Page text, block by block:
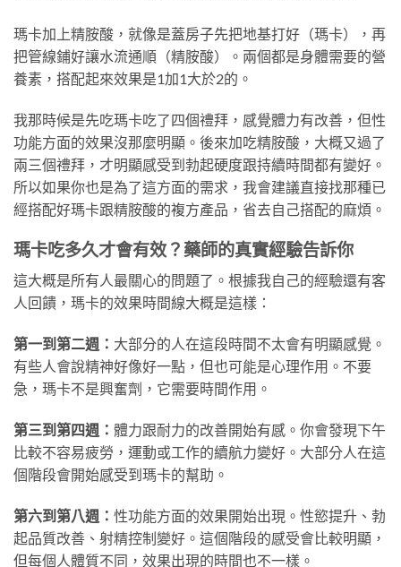
瑪卡加上精胺酸，就像是蓋房子先把地基打好（瑪卡），再
把管線鋪好讓水流通順（精胺酸）。兩個都是身體需要的營
養素，搭配起來效果是1加1大於2的。
我那時候是先吃瑪卡吃了四個禮拜，感覺體力有改善，但性
功能方面的效果沒那麼明顯。後來加吃精胺酸，大概又過了
兩三個禮拜，才明顯感受到勃起硬度跟持續時間都有變好。
所以如果你也是為了這方面的需求，我會建議直接找那種已
經搭配好瑪卡跟精胺酸的複方產品，省去自己搭配的麻煩。
瑪卡吃多久才會有效？藥師的真實經驗告訴你
這大概是所有人最關心的問題了。根據我自己的經驗還有客
人回饋，瑪卡的效果時間線大概是這樣：
第一到第二週： 大部分的人在這段時間不太會有明顯感覺。
有些人會說精神好像好一點，但也可能是心理作用。不要
急，瑪卡不是興奮劑，它需要時間作用。
第三到第四週： 體力跟耐力的改善開始有感。你會發現下午
比較不容易疲勞，運動或工作的續航力變好。大部分人在這
個階段會開始感受到瑪卡的幫助。
第六到第八週： 性功能方面的效果開始出現。性慾提升、勃
起品質改善、射精控制變好。這個階段的感受會比較明顯，
但每個人體質不同，效果出現的時間也不一樣。